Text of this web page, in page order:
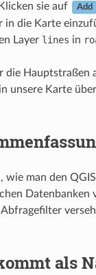
sie auf
Add
in die Karte
Layer lines in
die Hauptstraßen
unsere Karte
wie man den
Datenbanken
als